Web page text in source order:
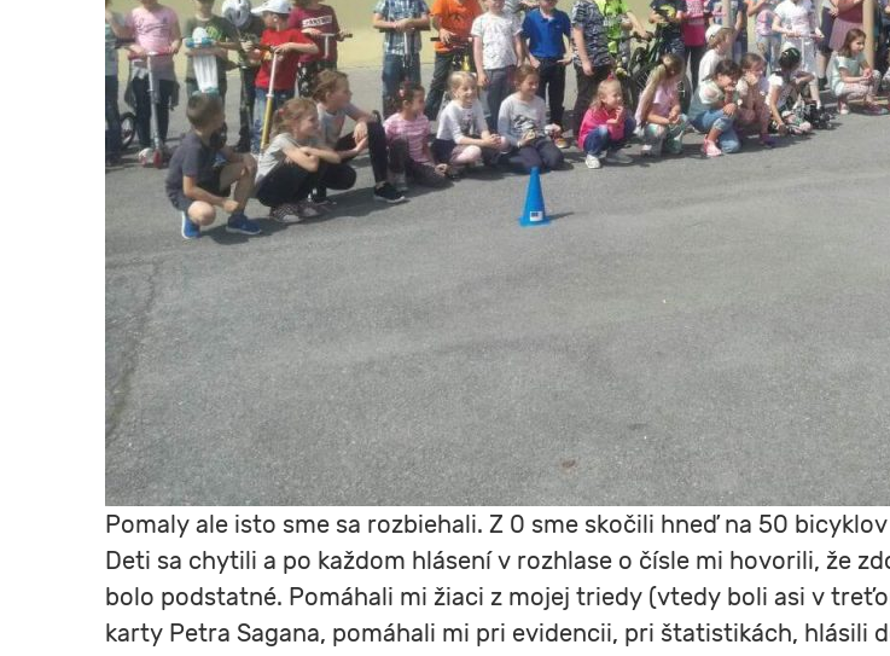
Pomaly ale isto sme sa rozbiehali. Z 0 sme skočili hneď na 50
Deti sa chytili a po každom hlásení v rozhlase o čísle mi hovorili, že
bolo podstatné. Pomáhali mi žiaci z mojej triedy (vtedy boli asi v
karty Petra Sagana, pomáhali mi pri evidencii, pri štatistikách, hlásili